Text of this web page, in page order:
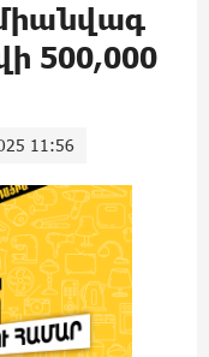
500,000
11:56